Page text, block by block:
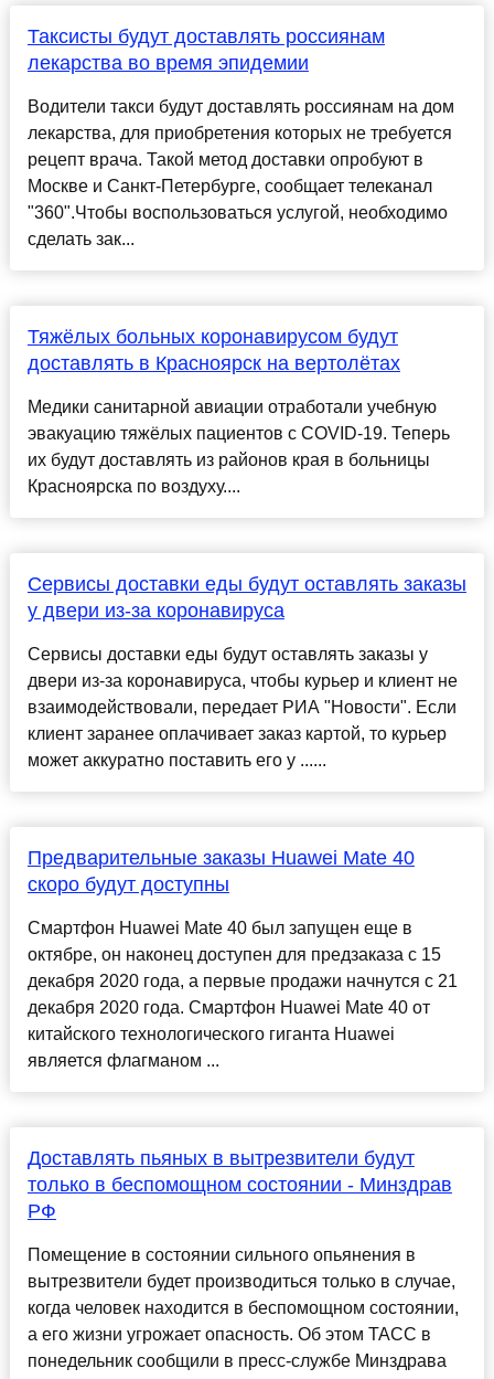
Таксисты будут доставлять россиянам
лекарства во время эпидемии
Водители такси будут доставлять россиянам на дом
лекарства, для приобретения которых не требуется
рецепт врача. Такой метод доставки опробуют в
Москве и Санкт-Петербурге, сообщает телеканал
"360".Чтобы воспользоваться услугой, необходимо
сделать зак...
Тяжёлых больных коронавирусом будут
доставлять в Красноярск на вертолётах
Медики санитарной авиации отработали учебную
эвакуацию тяжёлых пациентов с COVID-19. Теперь
их будут доставлять из районов края в больницы
Красноярска по воздуху....
Сервисы доставки еды будут оставлять заказы
у двери из-за коронавируса
Сервисы доставки еды будут оставлять заказы у
двери из-за коронавируса, чтобы курьер и клиент не
взаимодействовали, передает РИА "Новости". Если
клиент заранее оплачивает заказ картой, то курьер
может аккуратно поставить его у ......
Предварительные заказы Huawei Mate 40
скоро будут доступны
Смартфон Huawei Mate 40 был запущен еще в
октябре, он наконец доступен для предзаказа с 15
декабря 2020 года, а первые продажи начнутся с 21
декабря 2020 года. Смартфон Huawei Mate 40 от
китайского технологического гиганта Huawei
является флагманом ...
Доставлять пьяных в вытрезвители будут
только в беспомощном состоянии - Минздрав
РФ
Помещение в состоянии сильного опьянения в
вытрезвители будет производиться только в случае,
когда человек находится в беспомощном состоянии,
а его жизни угрожает опасность. Об этом ТАСС в
понедельник сообщили в пресс-службе Минздрава